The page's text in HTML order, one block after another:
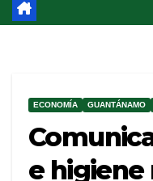
ECONOMÍA GUANTÁNAMO
e higiene